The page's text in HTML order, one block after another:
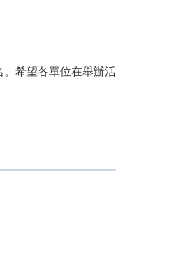
希望各單位在舉辦活